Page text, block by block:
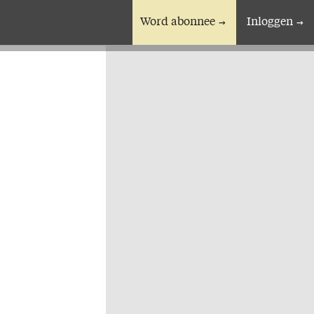
Word abonnee Inloggen